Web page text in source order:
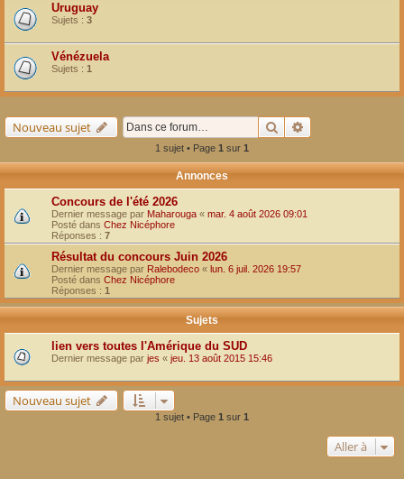
Uruguay
Sujets : 3
Vénézuela
Sujets : 1
Nouveau sujet Rechercher
1 sujet • Page 1 sur 1
Annonces
Concours de l'été 2026
Dernier message par Maharouga « mar. 4 août 2026 09:01
Posté dans Chez Nicéphore
Réponses : 7
Résultat du concours Juin 2026
Dernier message par Ralebodeco « lun. 6 juil. 2026 19:57
Posté dans Chez Nicéphore
Réponses : 1
Sujets
lien vers toutes l'Amérique du SUD
Dernier message par jes « jeu. 13 août 2015 15:46
Nouveau sujet
1 sujet • Page 1 sur 1
Aller à